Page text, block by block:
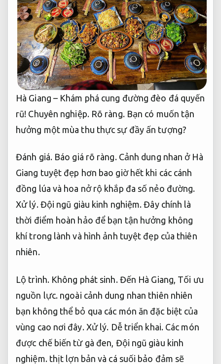
Hà Giang – Khám phá cung đường đèo đá quyến
rũ! Chuyên nghiệp. Rõ ràng.Bạn có muốn tận
hưởng một mùa thu thực sự đầy ấn tượng?
Đánh giá. Báo giá rõ ràng.Cảnh dung nhan ở Hà
Giang tuyệt đẹp hơn bao giờ hết khi các cánh
đồng lúa và hoa nở rộ khắp đa số nẻo đường.
Xử lý. Đội ngũ giàu kinh nghiệm. Đây chính là
thời điểm hoàn hảo để bạn tận hưởng không
khí trong lành và hình ảnh tuyệt đẹp của thiên
nhiên.
Lộ trình. Không phát sinh. Đến Hà Giang, Tối ưu
nguồn lực. ngoài cảnh dung nhan thiên nhiên
bạn không thể bỏ qua các món ăn đặc biệt của
vùng cao nơi đây. Xử lý. Dễ triển khai. Các món
được chế biến từ gà đen, Đội ngũ giàu kinh
nghiệm. thịt lợn bản và cá suối bảo đảm sẽ